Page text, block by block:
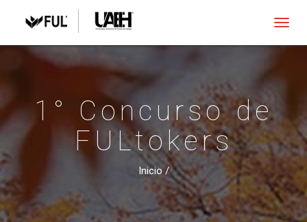
1° Concurso de
FULtokers
Inicio/